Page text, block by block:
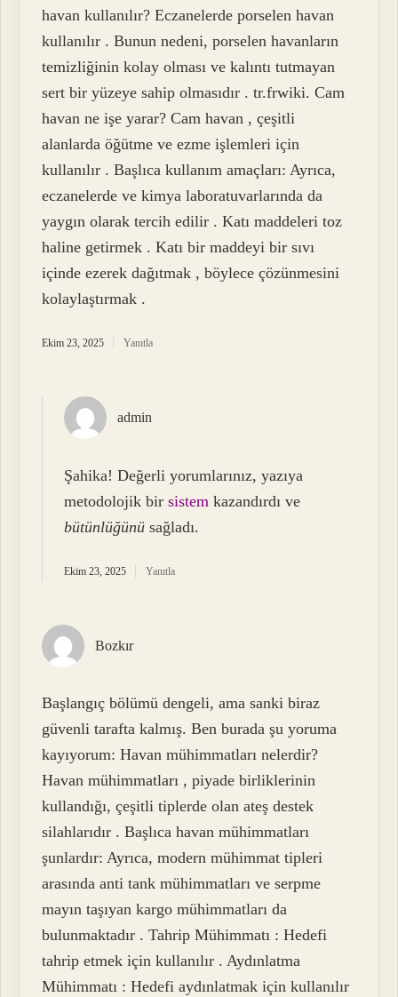
havan kullanılır? Eczanelerde porselen havan
kullanılır . Bunun nedeni, porselen havanların
temizliğinin kolay olması ve kalıntı tutmayan
sert bir yüzeye sahip olmasıdır . tr.frwiki. Cam
havan ne işe yarar? Cam havan , çeşitli
alanlarda öğütme ve ezme işlemleri için
kullanılır . Başlıca kullanım amaçları: Ayrıca,
eczanelerde ve kimya laboratuvarlarında da
yaygın olarak tercih edilir . Katı maddeleri toz
haline getirmek . Katı bir maddeyi bir sıvı
içinde ezerek dağıtmak , böylece çözünmesini
kolaylaştırmak .
Ekim 23, 2025 Yanıtla
admin
Şahika! Değerli yorumlarınız, yazıya
metodolojik birsistem kazandırdı ve
bütünlüğünü sağladı.
Ekim 23, 2025 Yanıtla
Bozkır
Başlangıç bölümü dengeli, ama sanki biraz
güvenli tarafta kalmış. Ben burada şu yoruma
kayıyorum: Havan mühimmatları nelerdir?
Havan mühimmatları , piyade birliklerinin
kullandığı, çeşitli tiplerde olan ateş destek
silahlarıdır . Başlıca havan mühimmatları
şunlardır: Ayrıca, modern mühimmat tipleri
arasında anti tank mühimmatları ve serpme
mayın taşıyan kargo mühimmatları da
bulunmaktadır . Tahrip Mühimmatı : Hedefi
tahrip etmek için kullanılır . Aydınlatma
Mühimmatı : Hedefi aydınlatmak için kullanılır